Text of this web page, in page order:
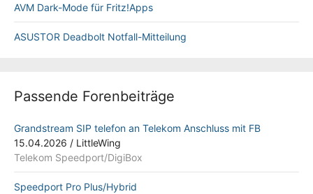
AVM Dark-Mode für Fritz!Apps
ASUSTOR Deadbolt Notfall-Mitteilung
Passende Forenbeiträge
Grandstream SIP telefon an Telekom Anschluss mit FB
15.04.2026 / LittleWing
Telekom Speedport/DigiBox
Speedport Pro Plus/Hybrid